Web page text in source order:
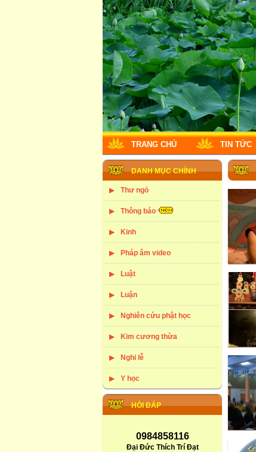
TRANG CHỦ TIN TỨC
DANH MỤC CHÍNH
Thư ngỏ
Thông báo
Kinh
Pháp âm video
Luật
Luận
Nghiên cứu phật học
Kim cương thừa
Nghi lễ
Y học
HỎI ĐÁP
0984858116
Đại Đức Thích Trí Đạt